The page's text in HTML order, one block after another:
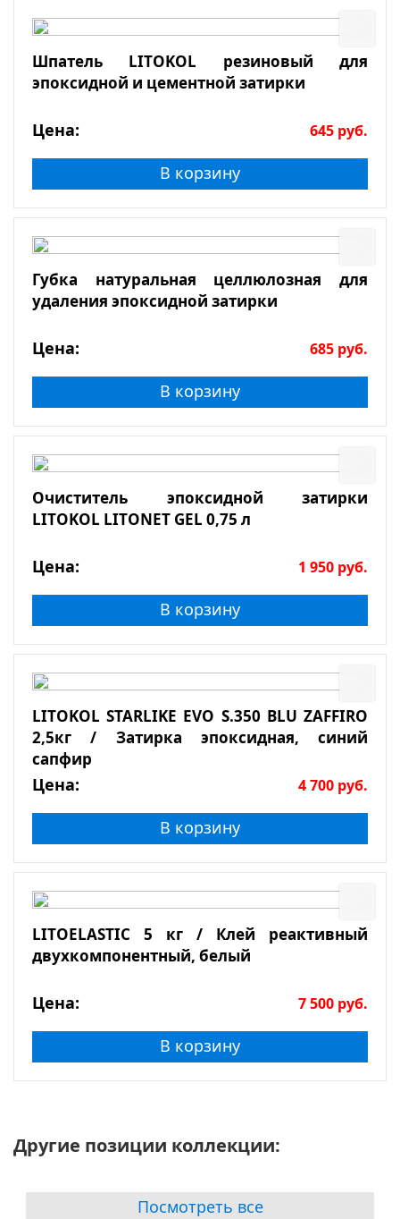
Шпатель LITOKOL резиновый для
эпоксидной и цементной затирки
Цена: 645 руб.
В корзину
Губка натуральная целлюлозная для
удаления эпоксидной затирки
Цена: 685 руб.
В корзину
Очиститель эпоксидной затирки
LITOKOL LITONET GEL 0,75 л
Цена: 1 950 руб.
В корзину
LITOKOL STARLIKE EVO S.350 BLU ZAFFIRO
2,5кг / Затирка эпоксидная, синий
сапфир
Цена: 4 700 руб.
В корзину
LITOELASTIC 5 кг / Клей реактивный
двухкомпонентный, белый
Цена: 7 500 руб.
В корзину
Другие позиции коллекции:
Посмотреть все